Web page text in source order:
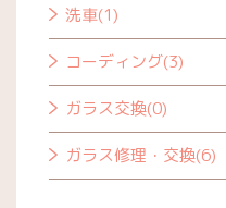
洗車(1)
コーディング(3)
ガラス交換(0)
ガラス修理・交換(6)